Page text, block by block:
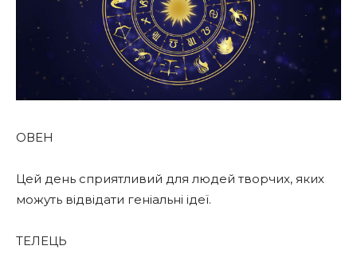
ОВЕН
Цей день сприятливий для людей творчих, яких
можуть відвідати геніальні ідеї.
ТЕЛЕЦЬ